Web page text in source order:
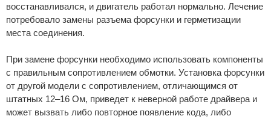
восстанавливался, и двигатель работал нормально. Лечение
потребовало замены разъема форсунки и герметизации
места соединения.
При замене форсунки необходимо использовать компоненты
с правильным сопротивлением обмотки. Установка форсунки
от другой модели с сопротивлением, отличающимся от
штатных 12–16 Ом, приведет к неверной работе драйвера и
может вызвать либо повторное появление кода, либо